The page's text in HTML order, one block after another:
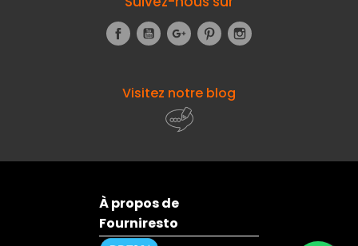
FacebookYouTubeGoogle+Pinterest
Visitez notre blog
À propos de
Fourniresto